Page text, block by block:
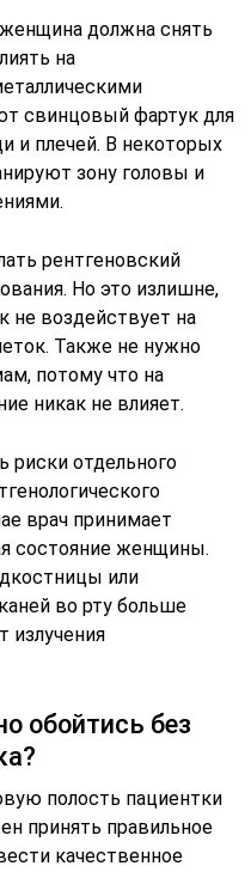
должна снять
на
свинцовый фартук для
и плечей. В некоторых
зону головы и
рентгеновский
Но это излишне,
не воздействует на
Также не нужно
потому что на
никак не влияет.
риски отдельного
врач принимает
состояние женщины.
или
во рту больше
излучения
обойтись без
полость пациентки
принять правильное
качественное